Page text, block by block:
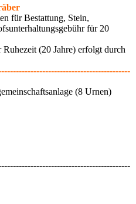
für Bestattung, Stein,
für 20
(20 Jahre) erfolgt durch
(8 Urnen)